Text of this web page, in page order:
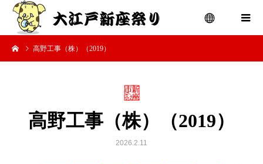
高野工事（株）（2019）
高野工事（株）（2019）
2026.2.11